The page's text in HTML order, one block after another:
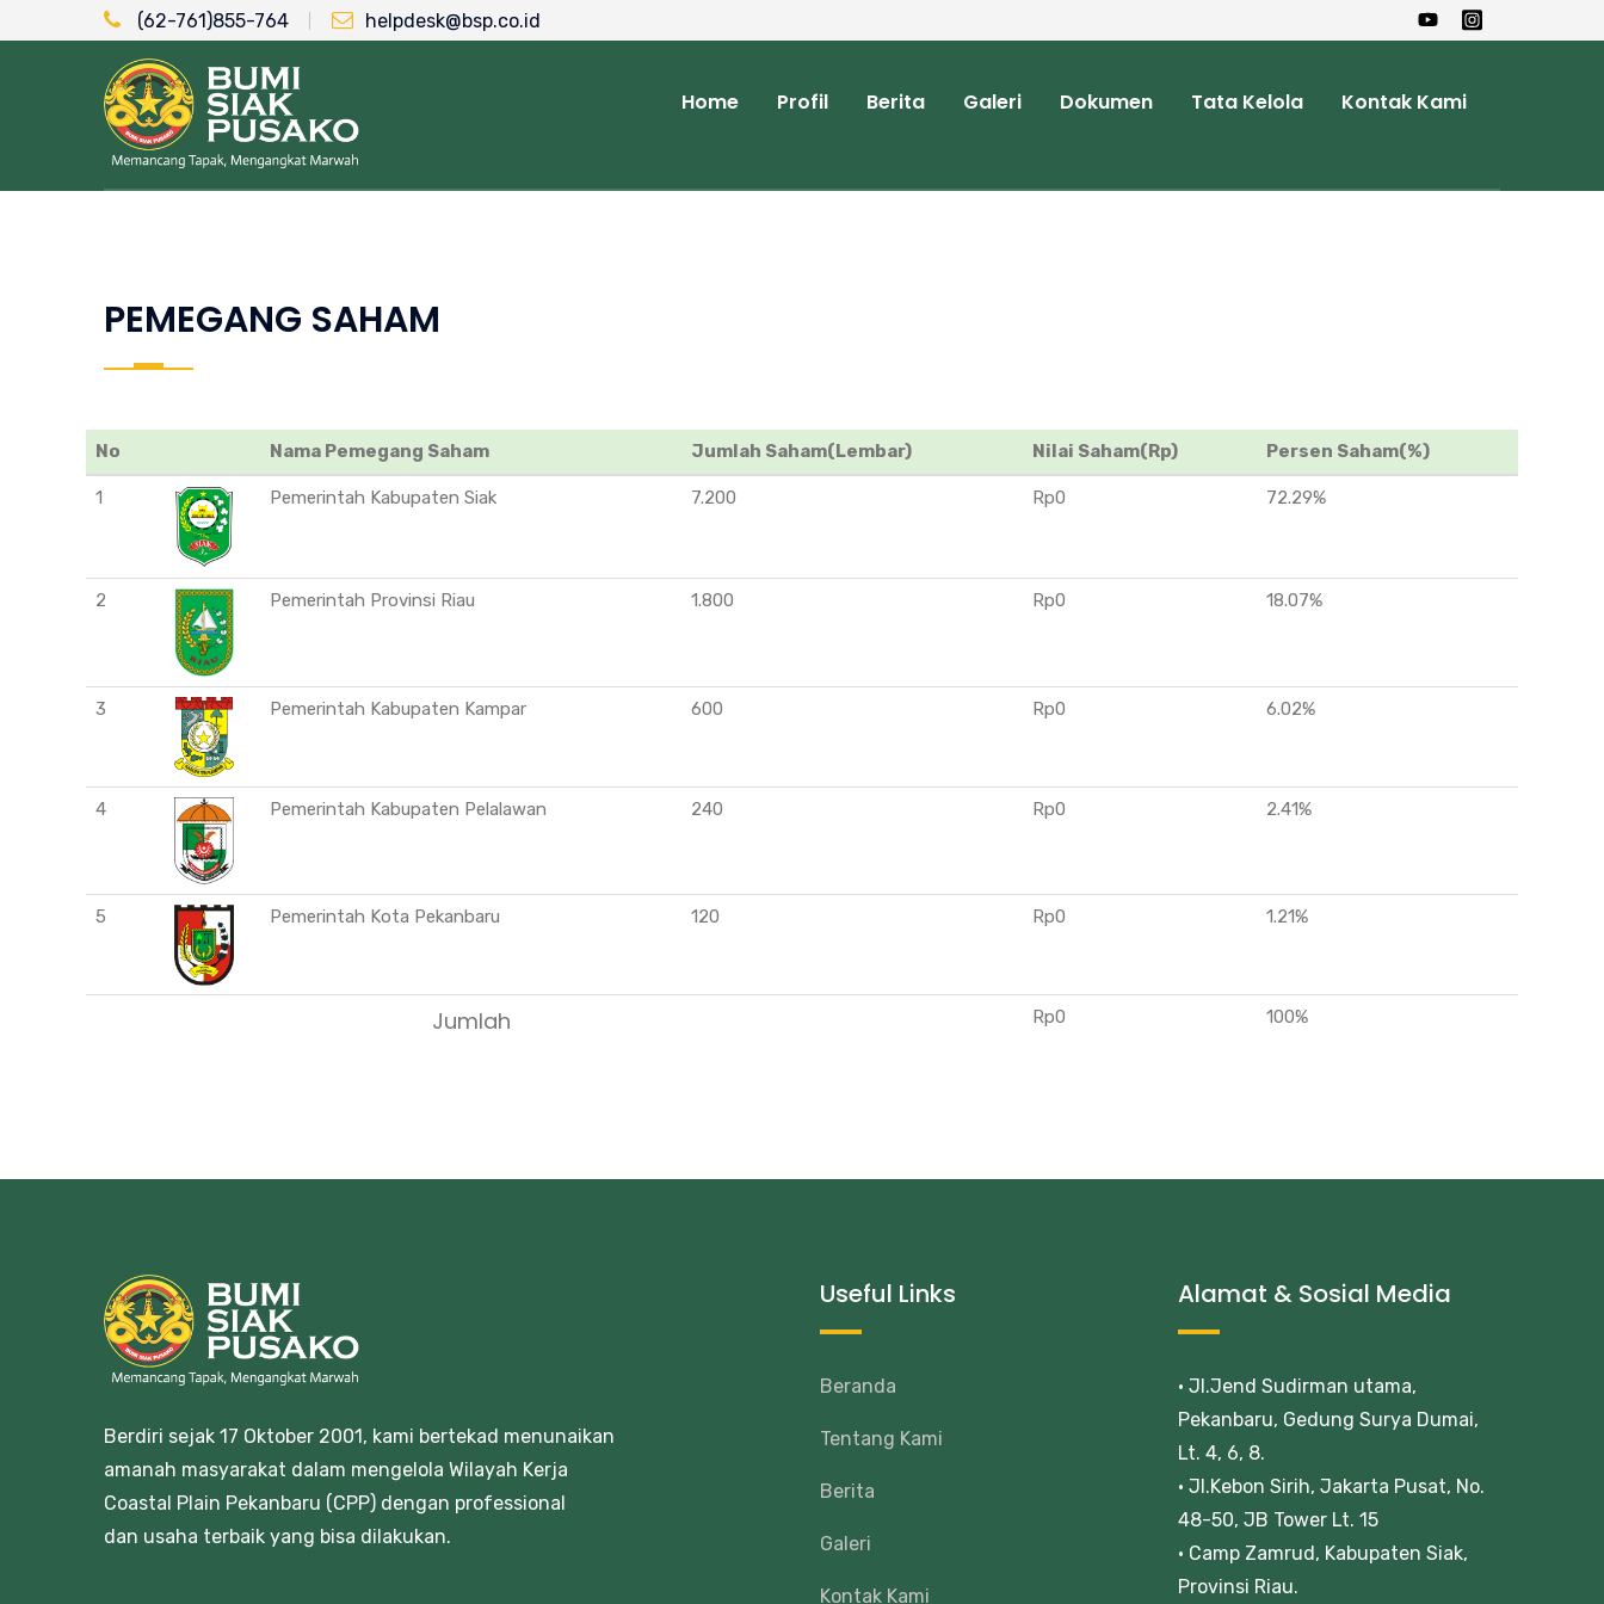
(62-761)855-764 helpdesk@bsp.co.id
Home Profil Berita Galeri Dokumen Tata Kelola Kontak Kami
PEMEGANG SAHAM
No Nama Pemegang Saham Jumlah Saham(Lembar) Nilai Saham(Rp) Persen Saham(%)
1 Pemerintah Kabupaten Siak 7.200 Rp0 72.29%
2 Pemerintah Provinsi Riau 1.800 Rp0 18.07%
3 Pemerintah Kabupaten Kampar 600 Rp0 6.02%
4 Pemerintah Kabupaten Pelalawan 240 Rp0 2.41%
5 Pemerintah Kota Pekanbaru 120 Rp0 1.21%
Jumlah Rp0 100%
Berdiri sejak 17 Oktober 2001, kami bertekad menunaikan
amanah masyarakat dalam mengelola Wilayah Kerja
Coastal Plain Pekanbaru (CPP) dengan professional
dan usaha terbaik yang bisa dilakukan.
Useful Links
Beranda
Tentang Kami
Berita
Galeri
Kontak Kami
Alamat & Sosial Media
• Jl.Jend Sudirman utama,
Pekanbaru, Gedung Surya Dumai,
Lt. 4, 6, 8.
• Jl.Kebon Sirih, Jakarta Pusat, No.
48-50, JB Tower Lt. 15
• Camp Zamrud, Kabupaten Siak,
Provinsi Riau.